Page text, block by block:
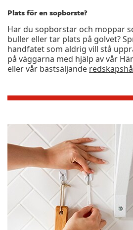
Plats för en sopborste?
Har du sopborstar och moppar
buller eller tar plats på golvet?
handfatet som aldrig vill stå
på väggarna med hjälp av vår
eller vår bästsäljande